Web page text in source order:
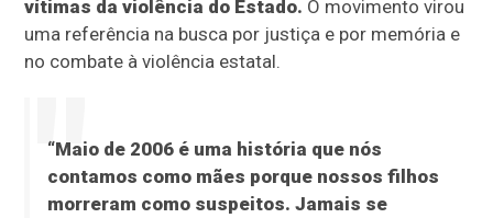
vítimas da violência do Estado. O movimento virou
uma referência na busca por justiça e por memória e
no combate à violência estatal.
“Maio de 2006 é uma história que nós
contamos como mães porque nossos filhos
morreram como suspeitos. Jamais se